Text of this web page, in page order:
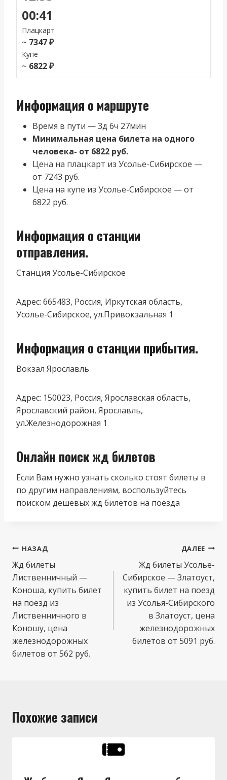
00:41
Плацкарт
~ 7347 ₽
Купе
~ 6822 ₽
Информация о маршруте
Время в пути — 3д 6ч 27мин
Минимальная цена билета на одного
человека- от 6822 руб.
Цена на плацкарт из Усолье-Сибирское —
от 7243 руб.
Цена на купе из Усолье-Сибирское — от
6822 руб.
Информация о станции
отправления.
Станция Усолье-Сибирское
Адрес: 665483, Россия, Иркутская область,
Усолье-Сибирское, ул.Привокзальная 1
Информация о станции прибытия.
Вокзал Ярославль
Адрес: 150023, Россия, Ярославская область,
Ярославский район, Ярославль,
ул.Железнодорожная 1
Онлайн поиск жд билетов
Если Вам нужно узнать сколько стоят билеты в
по другим направлениям, воспользуйтесь
поиском дешевых жд билетов на поезда
Навигация
по
записям
НАЗАД
Жд билеты
Лиственничный —
Коноша, купить билет
на поезд из
Лиственничного в
Коношу, цена
железнодорожных
билетов от 562 руб.
ДАЛЕЕ
Жд билеты Усолье-
Сибирское — Златоуст,
купить билет на поезд
из Усолья-Сибирского
в Златоуст, цена
железнодорожных
билетов от 5091 руб.
Похожие записи